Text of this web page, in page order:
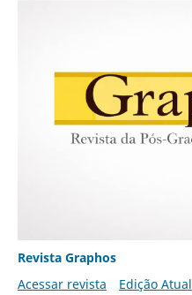
Revista Graphos
Acessar revista
Edição Atual